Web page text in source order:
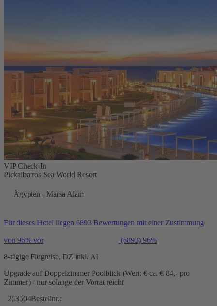
VIP Check-In
Pickalbatros Sea World Resort
Ägypten - Marsa Alam
Für dieses Hotel liegen 6893 Bewertungen mit einer Zustimmung
von 96% vor (6893) 96%
8-tägige Flugreise, DZ inkl. AI
Upgrade auf Doppelzimmer Poolblick (Wert: € ca. € 84,- pro
Zimmer) - nur solange der Vorrat reicht
253504Bestellnr.: